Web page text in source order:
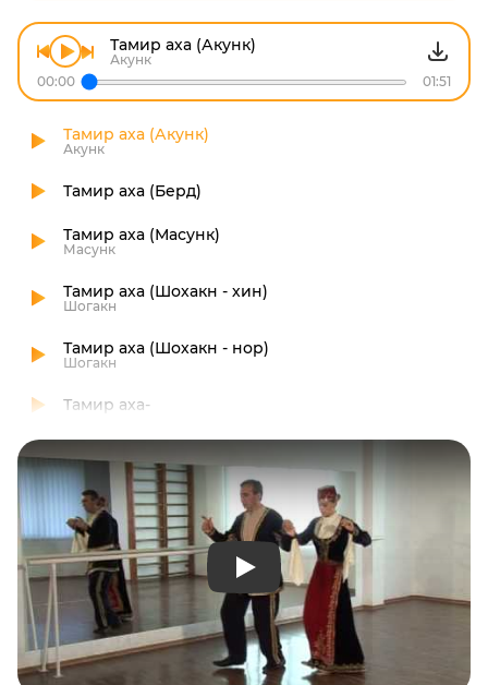
Тамир аха (Акунк)
Акунк
00:00
01:51
Тамир аха (Акунк)
Акунк
Тамир аха (Берд)
Тамир аха (Масунк)
Масунк
Тамир аха (Шохакн - хин)
Шогакн
Тамир аха (Шохакн - нор)
Шогакн
Тамир аха-